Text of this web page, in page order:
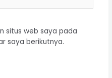
situs web saya pada
saya berikutnya.